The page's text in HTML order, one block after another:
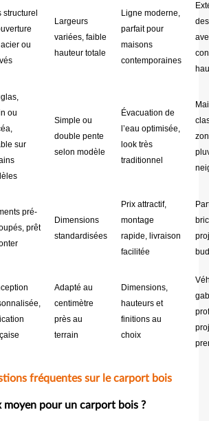
structurel
ou
Largeurs
variées, faible
hauteur totale
Ligne moderne,
parfait pour
maisons
contemporaines
ou
sur
Simple ou
double pente
selon modèle
Évacuation de
l’eau optimisée,
look très
traditionnel
pré-
prêt
Dimensions
standardisées
Prix attractif,
montage
rapide, livraison
facilitée
Adapté au
centimètre
près au
terrain
Dimensions,
hauteurs et
finitions au
choix
fréquentes sur le carport bois
moyen pour un carport bois ?